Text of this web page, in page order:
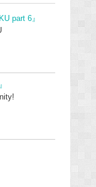
part 6』